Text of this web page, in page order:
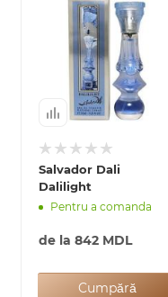
Salvador Dali
Dalilight
Pentru a comanda
de la 842 MDL
Cumpără